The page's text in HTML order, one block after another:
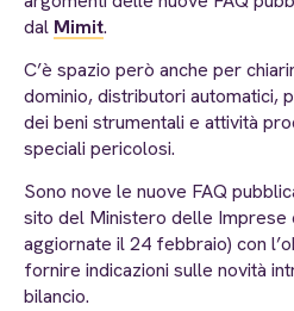
dal Mimit.
C’è spazio però anche per
dominio, distributori automatici,
dei beni strumentali e attività
speciali pericolosi.
Sono nove le nuove FAQ
sito del Ministero delle Imprese
aggiornate il 24 febbraio) con
fornire indicazioni sulle novità
bilancio.